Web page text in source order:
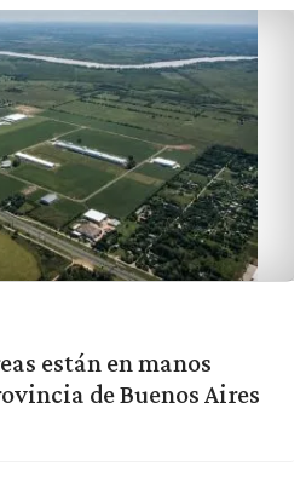
están en manos
de Buenos Aires